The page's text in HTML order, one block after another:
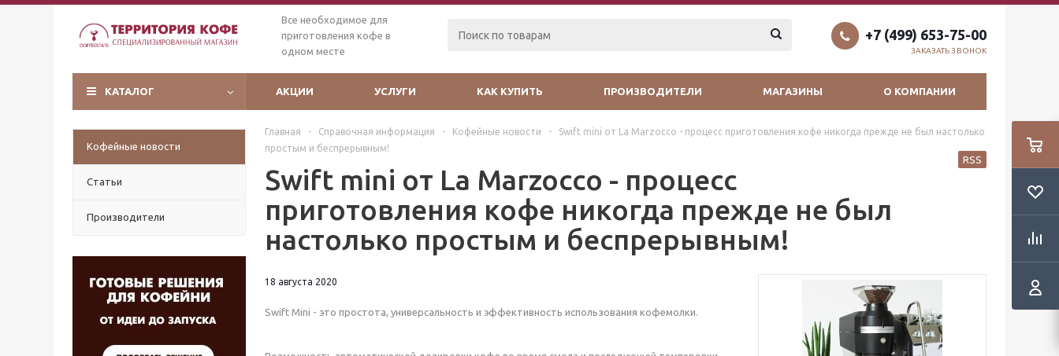
Все необходимое для
приготовления кофе в
одном месте
+7 (499) 653-75-00
ЗАКАЗАТЬ ЗВОНОК
КАТАЛОГ АКЦИИ УСЛУГИ КАК КУПИТЬ ПРОИЗВОДИТЕЛИ МАГАЗИНЫ О КОМПАНИИ
Кофейные новости
Статьи
Производители
Главная - Справочная информация - Кофейные новости -
Swift mini от La Marzocco - процесс приготовления кофе никогда прежде не был настолько
простым и беспрерывным!
Swift mini от La Marzocco - процесс
приготовления кофе никогда прежде не был
настолько простым и беспрерывным!
RSS
18 августа 2020
Swift Mini - это простота, универсальность и эффективность использования кофемолки.